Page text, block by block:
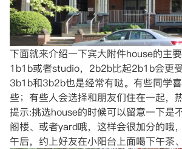
下面就来介绍一下宾大附件house的主
1b1b或者studio，2b2b比起2b1b会更受
3b1b和3b2b也是经常有哒。有些同学
些；有些人会选择和朋友们住在一起，
提示:挑选house的时候可以留意一下是
阁楼、或者yard哦，这样会很加分的哦
午后，约上好友在小阳台上面喝下午茶